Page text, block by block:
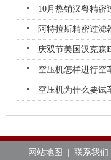
10月热销汉粤精密
阿特拉斯精密过滤
庆双节美国汉克森
空压机怎样进行空
空压机为什么要试
网站地图 联系我们